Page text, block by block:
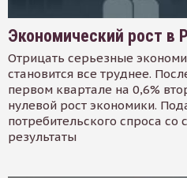
Экономический рост в
Отрицать серьезные
становится все труднее.
первом квартале на 0,6%
нулевой рост экономики.
потребительского спроса
результаты